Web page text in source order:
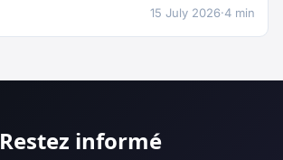
15 July 2026·4 min
Restez informé